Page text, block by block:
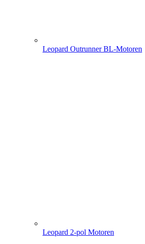
Leopard Outrunner BL-Motoren
Leopard 2-pol Motoren